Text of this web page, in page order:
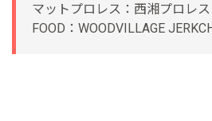
マットプロレス：西湘プロレス
FOOD：WOODVILLAGE